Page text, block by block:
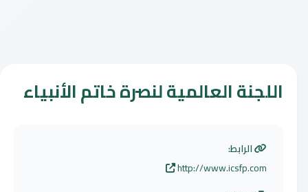
اللجنة العالمية لنصرة خاتم الأنبياء
الرابط:
http://www.icsfp.com